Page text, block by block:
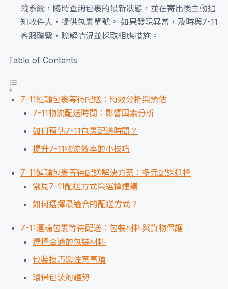
蹤系統，隨時查詢包裹的最新狀態，並在寄出後主動通
知收件人，提供包裹單號。 如果發現異常，及時與7-11
客服聯繫，瞭解情況並採取相應措施。
Table of Contents
7-11運輸包裹等待配送：時效分析與預估
7-11物流配送時間：影響因素分析
如何預估7-11包裹配送時間？
提升7-11物流效率的小技巧
7-11運輸包裹等待配送解決方案：多元配送選擇
常見7-11配送方式與選擇建議
如何選擇最適合的配送方式？
7-11運輸包裹等待配送：包裝材料與貨物保護
選擇合適的包裝材料
包裝技巧與注意事項
環保包裝的趨勢